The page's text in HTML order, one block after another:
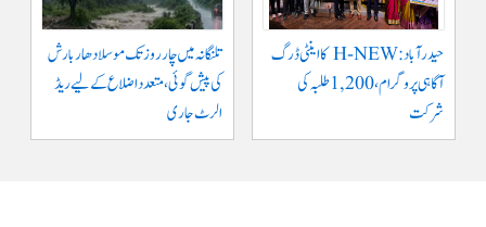
حیدرآباد: H-NEW کا اینٹی ڈرگ
آگاہی پروگرام، 1,200 طلبہ کی
شرکت
تلنگانہ میں چار روز تک موسلادھار بارش
کی پیش گوئی، متعدد اضلاع کے لیے ریڈ
الرٹ جاری